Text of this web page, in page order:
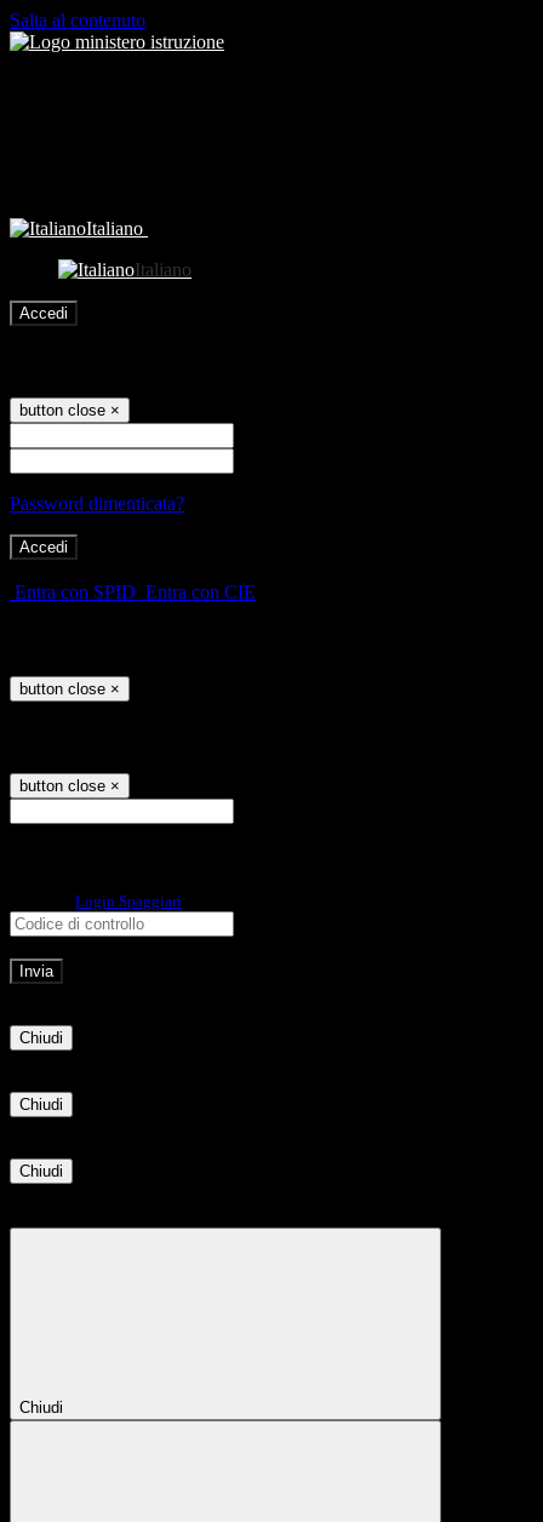
Salta al contenuto
Italiano
Italiano
Accedi
button close ×
Password dimenticata?
Entra con SPID Entra con CIE
button close ×
button close ×
Login Spaggiari
Chiudi
Chiudi
Chiudi
Chiudi